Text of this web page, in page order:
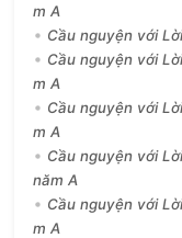
m A
Cầu nguyện với
Cầu nguyện với
m A
Cầu nguyện với
m A
Cầu nguyện với
năm A
Cầu nguyện với
m A